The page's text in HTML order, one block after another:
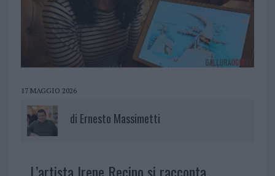
17 MAGGIO 2026
di Ernesto Massimetti